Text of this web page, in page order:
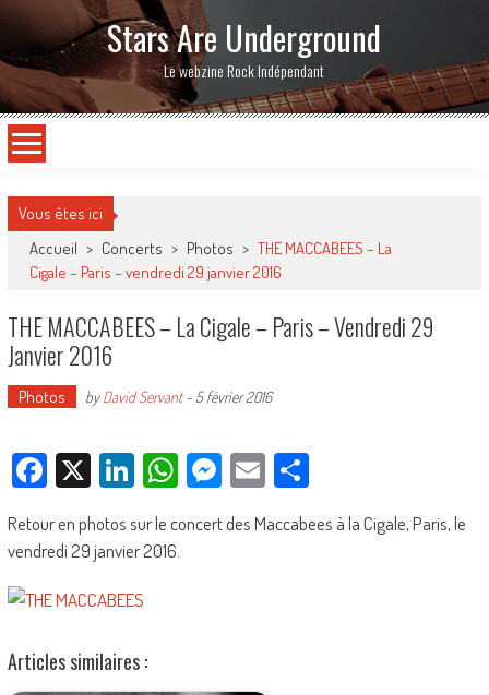
Stars Are Underground
Le webzine Rock Indépendant
Vous êtes ici
Accueil > Concerts > Photos > THE MACCABEES – La
Cigale – Paris – vendredi 29 janvier 2016
THE MACCABEES – La Cigale – Paris – Vendredi 29
Janvier 2016
Photos byDavid Servant- 5 février 2016
Facebook
X LinkedIn
WhatsApp
Messenger
EmailPartager
Retour en photos sur le concert des Maccabees à la Cigale, Paris, le
vendredi 29 janvier 2016.
Articles similaires :